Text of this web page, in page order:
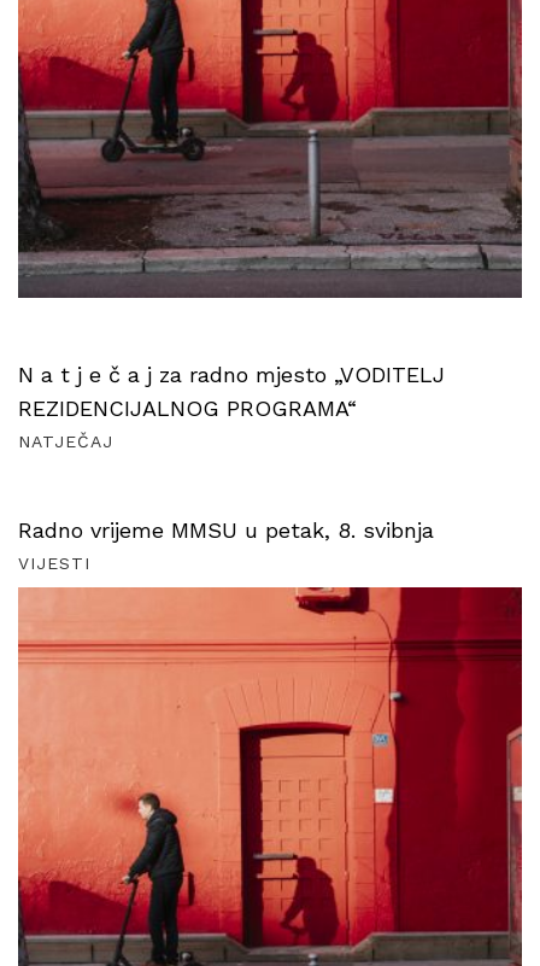
N a t j e č a j za radno mjesto „VODITELJ
REZIDENCIJALNOG PROGRAMA“
NATJEČAJ
Radno vrijeme MMSU u petak, 8. svibnja
VIJESTI